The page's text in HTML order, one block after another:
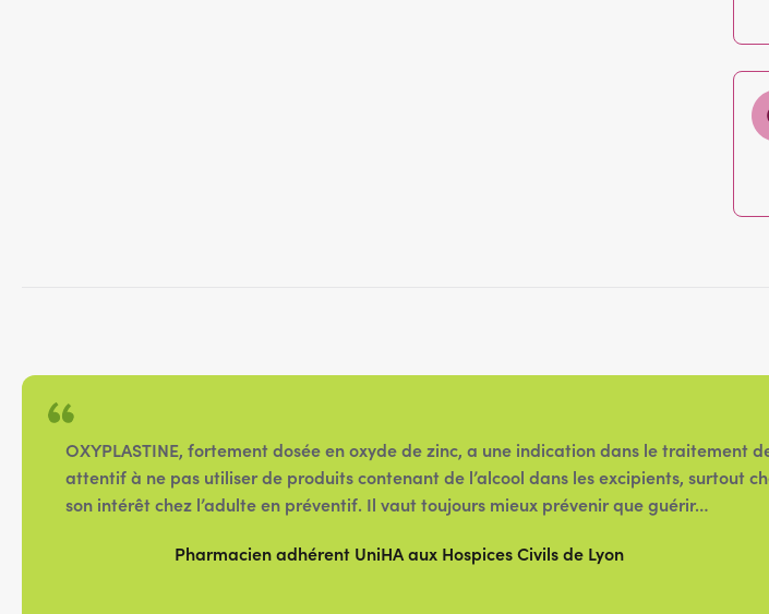
OXYPLASTINE, fortement dosée en oxyde de zinc, a une indication dans le
attentif à ne pas utiliser de produits contenant de l’alcool dans les excipients, surtout
son intérêt chez l’adulte en préventif. Il vaut toujours mieux prévenir que guérir…
Pharmacien adhérent UniHA aux Hospices Civils de Lyon